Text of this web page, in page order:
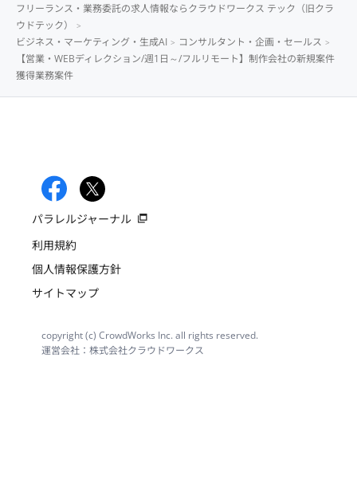
フリーランス・業務委託の求人情報ならクラウドワークス テック（旧クラ
ウドテック）
ビジネス・マーケティング・生成AI
コンサルタント・企画・セールス
【営業・WEBディレクション/週1日～/フルリモート】制作会社の新規案件
獲得業務案件
パラレルジャーナル
利用規約
個人情報保護方針
サイトマップ
copyright (c) CrowdWorks Inc. all rights reserved.
運営会社：株式会社クラウドワークス